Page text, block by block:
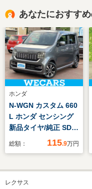
あなたにおすす
ホンダ
N-WGN カスタム 660
L ホンダ センシング
新品タイヤ/純正 SDナ
ビ/ホンダセンシング/
ム/ヘッドランプ
LED/USBジャッ
総額： 115.9万円
レクサス